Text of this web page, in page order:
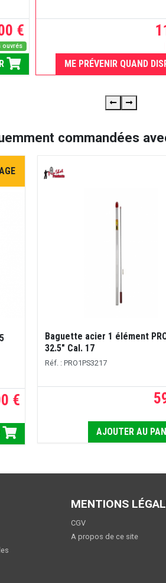
€
ouvrés
ME PRÉVENIR QUAND
commandées
€
Baguette acier 1 élément
32.5" Cal. 17
Réf. : PRO1PS3217
AJOUTER AU
MENTIONS
CGV
A propos de ce site